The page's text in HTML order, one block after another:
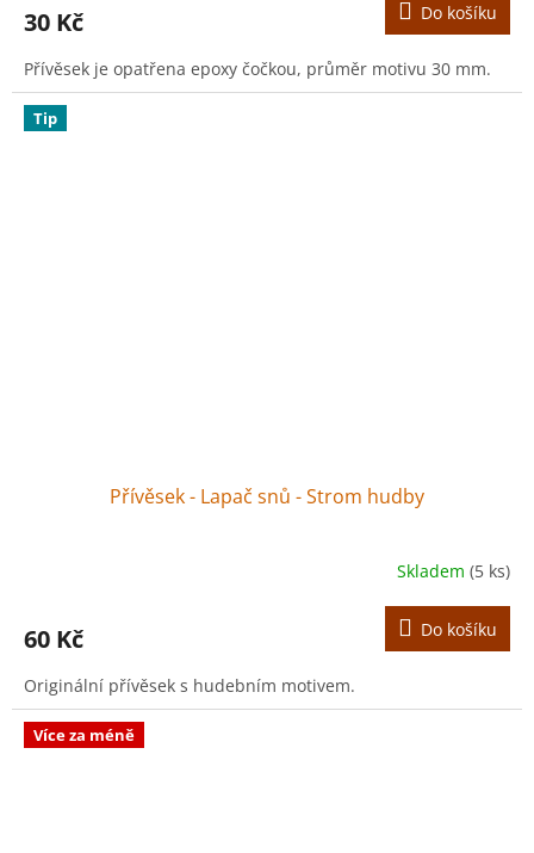
30 Kč Do košíku
Přívěsek je opatřena epoxy čočkou, průměr motivu 30 mm.
Tip
Přívěsek - Lapač snů - Strom hudby
Skladem (5 ks)
60 Kč Do košíku
Originální přívěsek s hudebním motivem.
Více za méně